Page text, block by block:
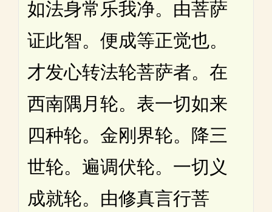
如法身常乐我净。由菩萨
证此智。便成等正觉也。
才发心转法轮菩萨者。在
西南隅月轮。表一切如来
四种轮。金刚界轮。降三
世轮。遍调伏轮。一切义
成就轮。由修真言行菩